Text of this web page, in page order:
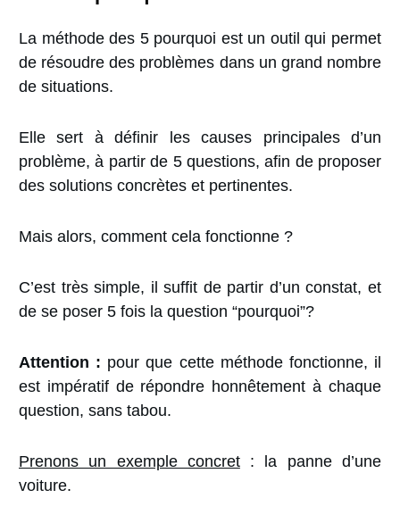
La méthode des 5 pourquoi est un outilqui permet
de résoudre des problèmes dans un grand nombre
de situations.
Elle sert à définir les causes principales d’un
problème, à partir de 5 questions, afin de proposer
des solutions concrètes et pertinentes.
Mais alors, comment cela fonctionne ?
C’est très simple, il suffit de partir d’un constat, et
de se poser 5 fois la question “pourquoi”?
Attention : pour que cette méthode fonctionne, il
est impératif de répondre honnêtement à chaque
question, sans tabou.
Prenons un exemple concret: la panne d’une
voiture.